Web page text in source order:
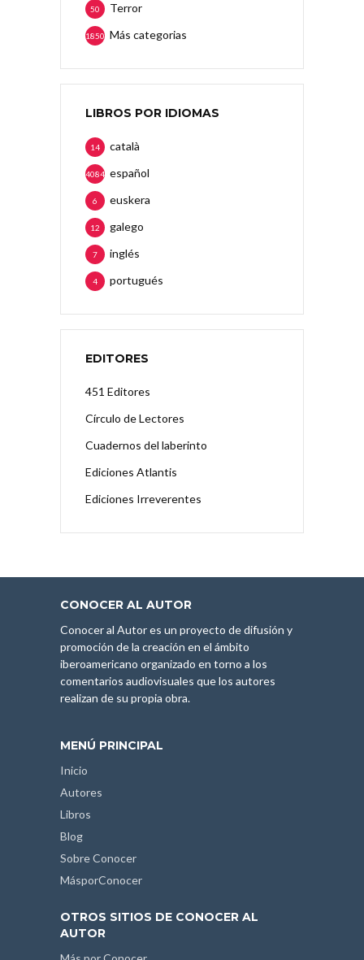
Terror
50
Más categorias
1850
LIBROS POR IDIOMAS
català
14
español
4084
euskera
6
galego
12
inglés
7
portugués
4
EDITORES
451 Editores
Círculo de Lectores
Cuadernos del laberinto
Ediciones Atlantis
Ediciones Irreverentes
CONOCER AL AUTOR
Conocer al Autor es un proyecto de difusión y
promoción de la creación en el ámbito
iberoamericano organizado en torno a los
comentarios audiovisuales que los autores
realizan de su propia obra.
MENÚ PRINCIPAL
Inicio
Autores
Libros
Blog
Sobre Conocer
MásporConocer
OTROS SITIOS DE CONOCER AL
AUTOR